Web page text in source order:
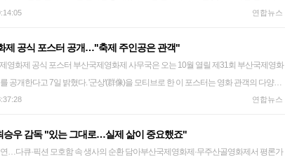
를 한 뒤 계약 쪼개기 방식으로 채무를 돌려막기한 정황을 포착, 지난달 22일 세 번째
자 심문(영장실질심사)을 열고 "증거인멸의 염려가 있다"며 구속영장을 발부했다.
29일 개봉한 이 영화는 누적 관객 464만7천여 명으로, 주말 동안 500만 관객을 돌파
유율 6.5%)이 관람했다. 나홍진 감독의 '호프'는 관객 수 2만7천여 명으로 4위, 애니메
몬스터즈'는 4천여 명으로 5위를 차지했다. 이날 오전 9시 기준 예매율도 '오디세이'와
드 뉴 데이'가 1위와 2위를 각각 기록했다. '오디세이'는 예매율 48.7%(예매 관객 68만
드 뉴 데이'는 33.8%(47만1천여 명)로 집계됐다. '사랑의 하츄핑: 고래보석의 전
육대에 있는 동안은 군인으로서 군 생활에 집중하고 싶은 마음이 커 미리 알리지 못했
어진 자리에서 건강하고 성실하게 지내다 돌아오겠다"고 덧붙였다. 1998년생인 이신
라마 '한입만'으로 데뷔한 뒤 tvN 드라마 '사랑의 불시착'에서 북한군 박광범 역으로 얼
'너와 나의 경찰수업', '낭만닥터 김사부3', '이강에는 달이 흐른다' 등 여러 작품에 출연
연합뉴스
제 공식 포스터 공개…"축제 주인공은 관객"
제영화제 사무국은 오는 10월 열릴 제31회 부산국제영화
공개한다고 7일 밝혔다. '군상'(群像)을 모티브로 한 이 포스터는 영화 관객의 다양한
2회 부산국제영화제부터 참여해온 최순대 미술감독이 기획과 디자인을 맡았다. 최
관객의 모든 순간에 영화제는 이미 한 편의 영화가 된다는 의미를 담아 포스터를 작
. 제31회 부산국제영화제는 오는 10월 6일부터 15일까지 부산 영화의전당 일대에서
연합뉴스
승우 감독 "있는 그대로…실제 삶이 중요했죠"
…다큐·픽션 모호함 속 생사의 순환 담아부산국제영화제·무주산골영화제서 평론가